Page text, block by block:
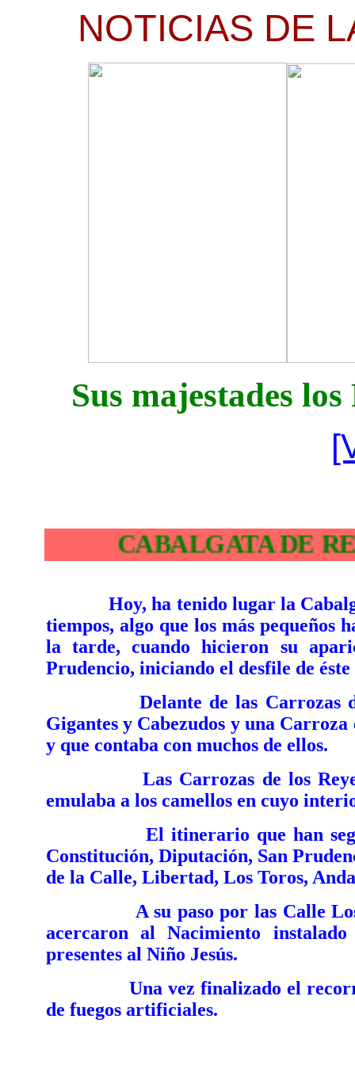
NOTICIAS DE
Sus majestades
Hoy, ha tenido lugar la
tiempos, algo que los más pequeños
la tarde, cuando hicieron su
Prudencio, iniciando el desfile de éste
Delante de las Carrozas de
Gigantes y Cabezudos y una
y que contaba con muchos de ellos.
Las Carrozas de los Reyes
emulaba a los camellos en cuyo
El itinerario que han seguido
Constitución, Diputación, San
de la Calle, Libertad, Los Toros,
A su paso por las Calle Los
acercaron al Nacimiento
presentes al Niño Jesús.
Una vez finalizado el recorrido,
de fuegos artificiales.